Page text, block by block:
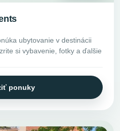
ubytovanie v destinácii
si vybavenie, fotky a ďalšie
ponuky